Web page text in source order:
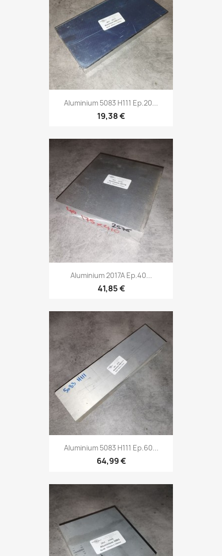
Aluminium 5083 H111 Ep.20...
19,38 €
Aluminium 2017A Ep.40...
41,85 €
Aluminium 5083 H111 Ep.60...
64,99 €